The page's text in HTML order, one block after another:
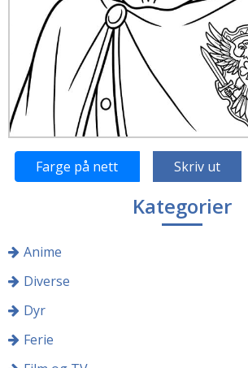
Farge på nett Skriv ut
Kategorier
Anime
Diverse
Dyr
Ferie